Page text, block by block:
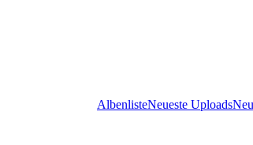
AlbenlisteNeueste Uploads